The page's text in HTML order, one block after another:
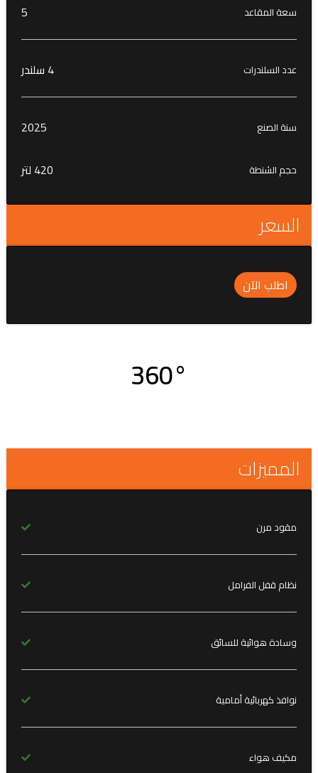
سعة المقاعد 5
عدد السلندرات 4 سلندر
سنة الصنع 2025
حجم الشنطة 420 لتر
السعر
اطلب الآن
360°
المميزات
مقود مرن
نظام قفل الفرامل
وسادة هوائية للسائق
نوافذ كهربائية أمامية
مكيف هواء